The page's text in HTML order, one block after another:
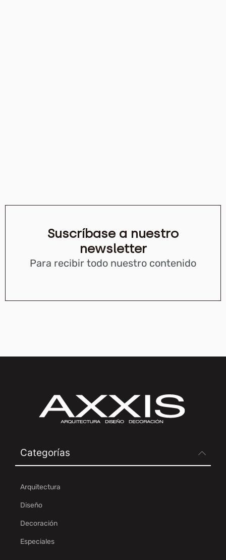
Suscríbase a nuestro
newsletter
Para recibir todo nuestro contenido
Categorías
Arquitectura
Diseño
Decoración
Especiales